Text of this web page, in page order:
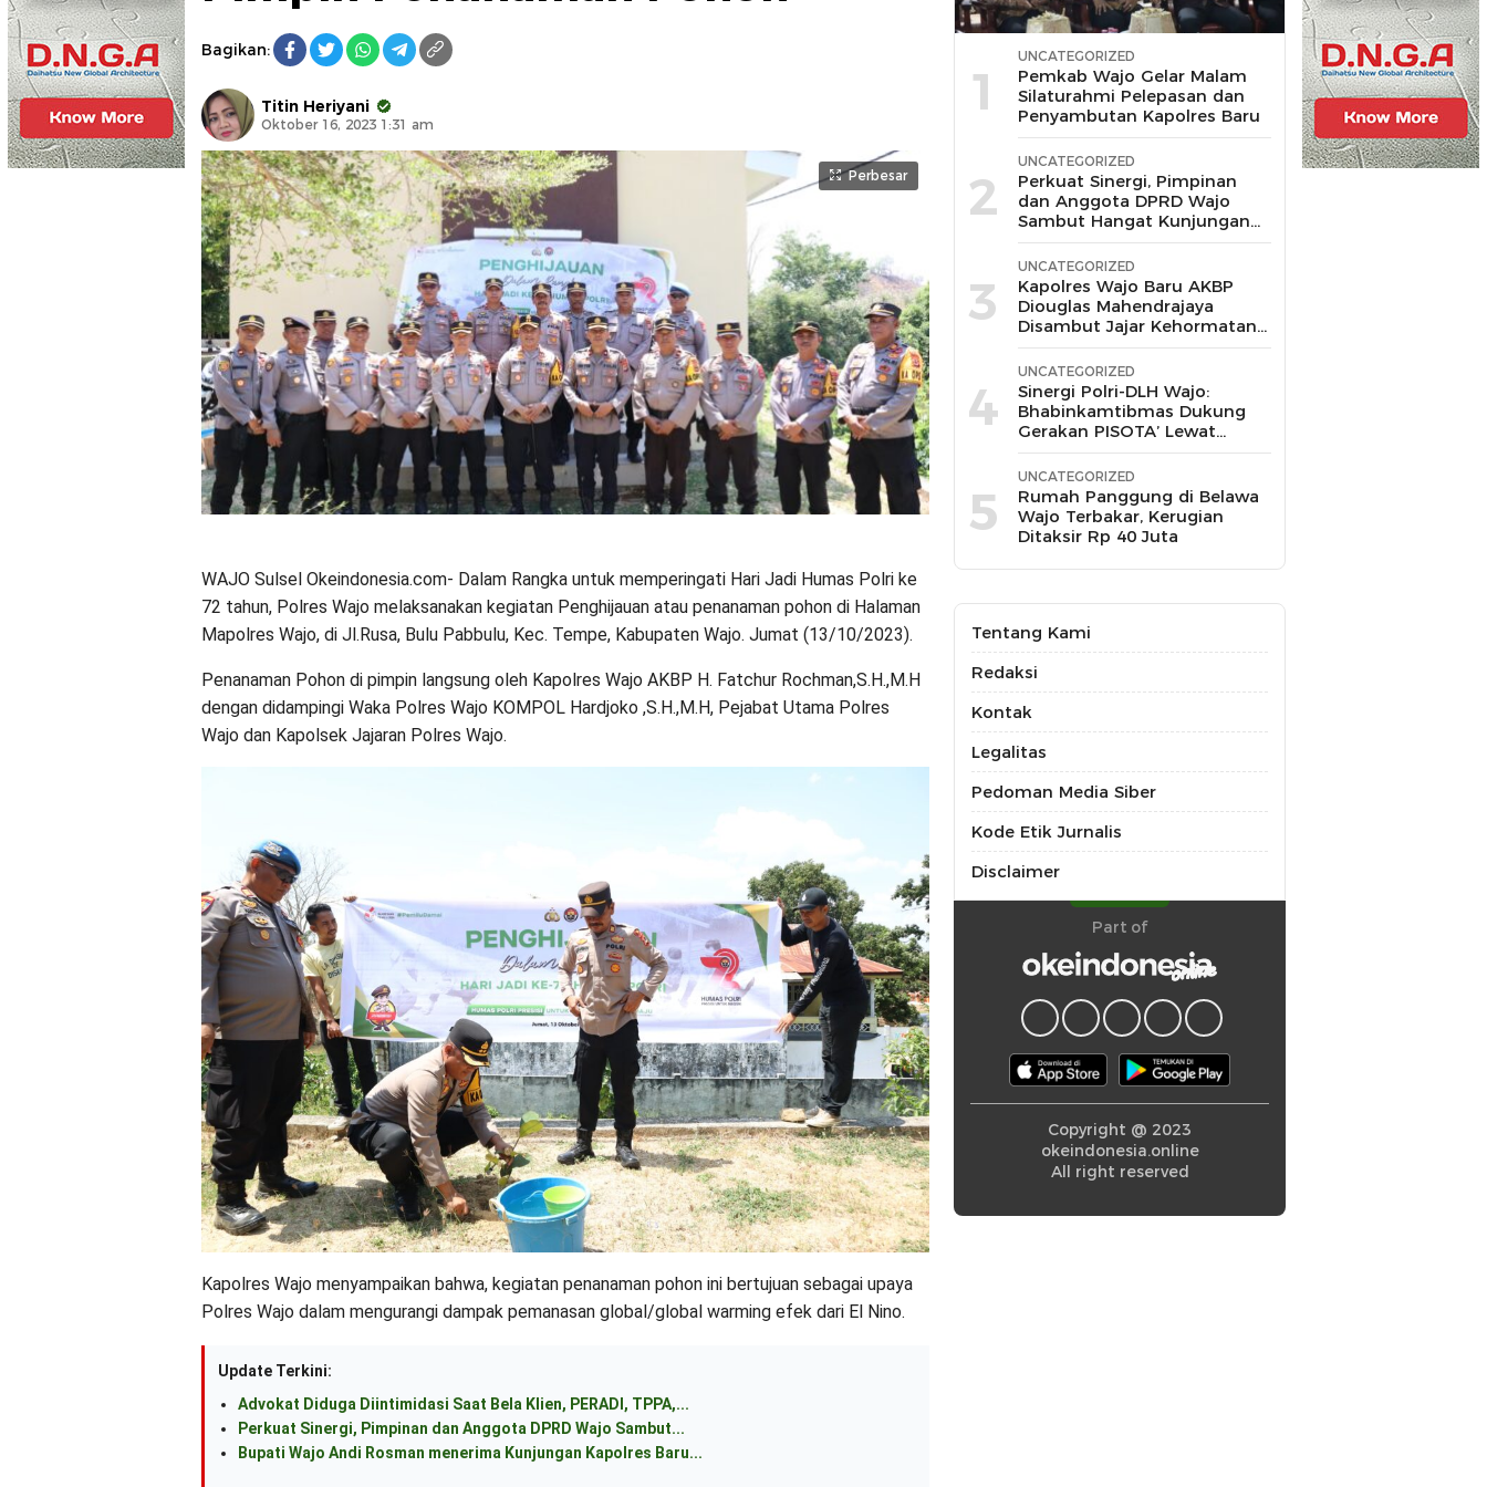
Bagikan:
Titin Heriyani
Oktober 16, 2023 1:31 am
Perbesar
WAJO Sulsel Okeindonesia.com- Dalam Rangka untuk memperingati Hari Jadi Humas Polri ke
72 tahun, Polres Wajo melaksanakan kegiatan Penghijauan atau penanaman pohon di Halaman
Mapolres Wajo, di Jl.Rusa, Bulu Pabbulu, Kec. Tempe, Kabupaten Wajo. Jumat (13/10/2023).
Penanaman Pohon di pimpin langsung oleh Kapolres Wajo AKBP H. Fatchur Rochman,S.H.,M.H
dengan didampingi Waka Polres Wajo KOMPOL Hardjoko ,S.H.,M.H, Pejabat Utama Polres
Wajo dan Kapolsek Jajaran Polres Wajo.
Kapolres Wajo menyampaikan bahwa, kegiatan penanaman pohon ini bertujuan sebagai upaya
Polres Wajo dalam mengurangi dampak pemanasan global/global warming efek dari El Nino.
Update Terkini:
Advokat Diduga Diintimidasi Saat Bela Klien, PERADI, TPPA,...
Perkuat Sinergi, Pimpinan dan Anggota DPRD Wajo Sambut...
Bupati Wajo Andi Rosman menerima Kunjungan Kapolres Baru...
1
UNCATEGORIZED
Pemkab Wajo Gelar Malam
Silaturahmi Pelepasan dan
Penyambutan Kapolres Baru
2
UNCATEGORIZED
Perkuat Sinergi, Pimpinan
dan Anggota DPRD Wajo
Sambut Hangat Kunjungan
Silaturahmi Kapolres Wajo
yang Baru,
3
UNCATEGORIZED
Kapolres Wajo Baru AKBP
Diouglas Mahendrajaya
Disambut Jajar Kehormatan
dan Tari Padduppa
4
UNCATEGORIZED
Sinergi Polri-DLH Wajo:
Bhabinkamtibmas Dukung
Gerakan PISOTA’ Lewat
Motor Sampah
5
UNCATEGORIZED
Rumah Panggung di Belawa
Wajo Terbakar, Kerugian
Ditaksir Rp 40 Juta
Tentang Kami
Redaksi
Kontak
Legalitas
Pedoman Media Siber
Kode Etik Jurnalis
Disclaimer
Part of
Copyright @ 2023
okeindonesia.online
All right reserved